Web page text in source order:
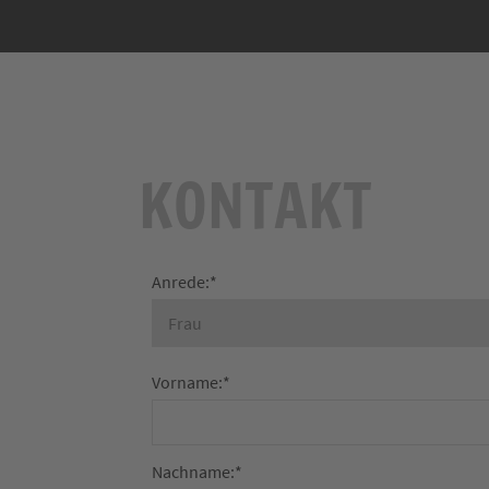
Anrede:*
Vorname:*
Nachname:*